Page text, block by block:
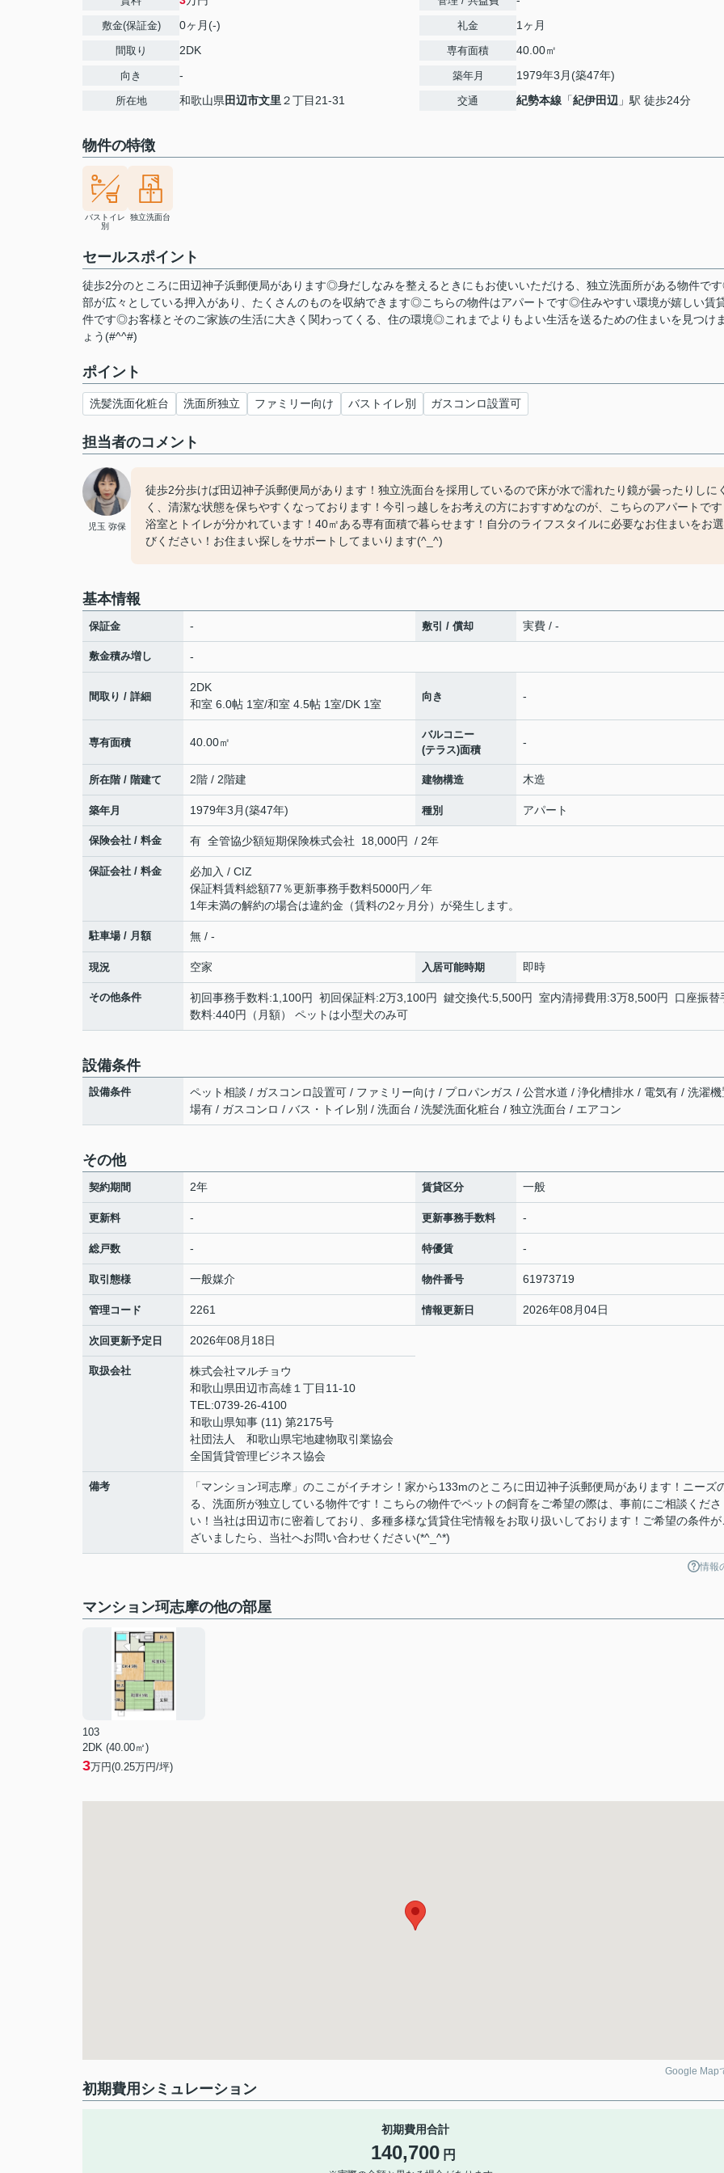
敷金(保証金) 0ヶ月(-)
間取り 2DK
向き -
所在地 和歌山県田辺市文里 ２丁目21-31
礼金 1ヶ月
専有面積 40.00㎡
築年月 1979年3月(築47年)
交通 紀勢本線 「紀伊田辺 」駅 徒歩24分
物件の特徴
バストイレ
別
独立洗面台
セールスポイント
徒歩2分のところに田辺神子浜郵便局があります◎身だしなみを整えるときにもお使いいただける、独立洗面所がある物件で
部が広々としている押入があり、たくさんのものを収納できます◎こちらの物件はアパートです◎住みやすい環境が嬉しい賃
件です◎お客様とそのご家族の生活に大きく関わってくる、住の環境◎これまでよりもよい生活を送るための住まいを見つけ
ょう(#^^#)
ポイント
洗髪洗面化粧台 洗面所独立 ファミリー向け バストイレ別 ガスコンロ設置可
担当者のコメント
児玉 弥保
徒歩2分歩けば田辺神子浜郵便局があります！独立洗面台を採用しているので床が水で濡れたり鏡が曇ったりしに
く、清潔な状態を保ちやすくなっております！今引っ越しをお考えの方におすすめなのが、こちらのアパートで
浴室とトイレが分かれています！40㎡ある専有面積で暮らせます！自分のライフスタイルに必要なお住まいをお選
びください！お住まい探しをサポートしてまいります(^_^)
基本情報
保証金 - 敷引 / 償却 実費 / -
敷金積み増し -
間取り / 詳細
2DK
和室 6.0帖 1室/和室 4.5帖 1室/DK 1室
向き -
専有面積 40.00㎡
バルコニー
(テラス)面積
-
所在階 / 階建て 2階 / 2階建 建物構造 木造
築年月 1979年3月(築47年) 種別 アパート
保険会社 / 料金 有 全管協少額短期保険株式会社 18,000円 / 2年
保証会社 / 料金
必加入 / CIZ
保証料賃料総額77％更新事務手数料5000円／年
1年未満の解約の場合は違約金（賃料の2ヶ月分）が発生します。
駐車場 / 月額 無 / -
現況 空家 入居可能時期 即時
その他条件
初回事務手数料:1,100円 初回保証料:2万3,100円 鍵交換代:5,500円 室内清掃費用:3万8,500円 口座振替
数料:440円（月額） ペットは小型犬のみ可
設備条件
設備条件
ペット相談 / ガスコンロ設置可 / ファミリー向け / プロパンガス / 公営水道 / 浄化槽排水 / 電気有 / 洗濯機
場有 / ガスコンロ / バス・トイレ別 / 洗面台 / 洗髪洗面化粧台 / 独立洗面台 / エアコン
その他
契約期間 2年 賃貸区分 一般
更新料 - 更新事務手数料 -
総戸数 - 特優賃 -
取引態様 一般媒介 物件番号 61973719
管理コード 2261 情報更新日 2026年08月04日
次回更新予定日 2026年08月18日
取扱会社
株式会社マルチョウ
和歌山県田辺市高雄１丁目11-10
TEL:0739-26-4100
和歌山県知事 (11) 第2175号
社団法人 和歌山県宅地建物取引業協会
全国賃貸管理ビジネス協会
備考
「マンション珂志摩」のここがイチオシ！家から133mのところに田辺神子浜郵便局があります！ニーズ
る、洗面所が独立している物件です！こちらの物件でペットの飼育をご希望の際は、事前にご相談くださ
い！当社は田辺市に密着しており、多種多様な賃貸住宅情報をお取り扱いしております！ご希望の条件が
ざいましたら、当社へお問い合わせください(*^_^*)
情報
マンション珂志摩の他の部屋
103
2DK (40.00㎡)
3万円(0.25万円/坪)
Google Map
初期費用シミュレーション
初期費用合計
140,700 円